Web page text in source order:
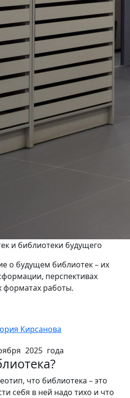
и библиотеки будущего
о будущем библиотек – их
перспективах
форматах работы.
Кирсанова
2025 года
что библиотека – это
себя в ней надо тихо и что